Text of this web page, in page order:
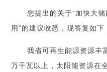
您提出的关于“加快大
用”的建议收悉，现答复如下
我省可再生能源资源丰
万千瓦以上，太阳能资源在